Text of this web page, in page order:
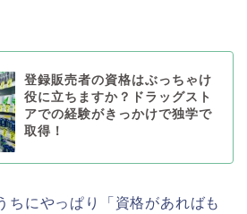
登録販売者の資格はぶっちゃけ
役に立ちますか？ドラッグスト
アでの経験がきっかけで独学で
取得！
ちにやっぱり「資格があればも